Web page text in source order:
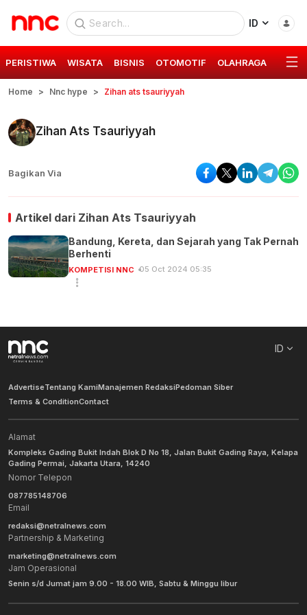
ID
PERISTIWA WISATA BISNIS OTOMOTIF OLAHRAGA GAYA
Home Nnc hype Zihan ats tsauriyyah
Zihan Ats Tsauriyyah
Bagikan Via
Artikel dari Zihan Ats Tsauriyyah
Bandung, Kereta, dan Sejarah yang Tak Pernah
Berhenti
KOMPETISI NNC 05 Oct 2024 05:35
ID
AdvertiseTentang KamiManajemen RedaksiPedoman Siber
Terms & ConditionContact
Alamat
Kompleks Gading Bukit Indah Blok D No 18, Jalan Bukit Gading Raya, Kelapa
Gading Permai, Jakarta Utara, 14240
Nomor Telepon
087785148706
Email
redaksi@netralnews.com
Partnership & Marketing
marketing@netralnews.com
Jam Operasional
Senin s/d Jumat jam 9.00 - 18.00 WIB, Sabtu & Minggu libur